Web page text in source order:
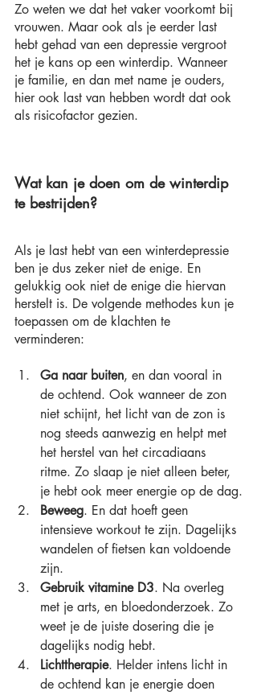
Zo weten we dat het vaker voorkomt bij
vrouwen. Maar ook als je eerder last
hebt gehad van een depressie vergroot
het je kans op een winterdip. Wanneer
je familie, en dan met name je ouders,
hier ook last van hebben wordt dat ook
als risicofactor gezien.
Wat kan je doen om de winterdip
te bestrijden?
Als je last hebt van een winterdepressie
ben je dus zeker niet de enige. En
gelukkig ook niet de enige die hiervan
herstelt is. De volgende methodes kun je
toepassen om de klachten te
verminderen:
Ga naar buiten, en dan vooral in
de ochtend. Ook wanneer de zon
niet schijnt, het licht van de zon is
nog steeds aanwezig en helpt met
het herstel van het circadiaans
ritme. Zo slaap je niet alleen beter,
je hebt ook meer energie op de dag.
Beweeg. En dat hoeft geen
intensieve workout te zijn. Dagelijks
wandelen of fietsen kan voldoende
zijn.
Gebruik vitamine D3. Na overleg
met je arts, en bloedonderzoek. Zo
weet je de juiste dosering die je
dagelijks nodig hebt.
Lichttherapie. Helder intens licht in
de ochtend kan je energie doen